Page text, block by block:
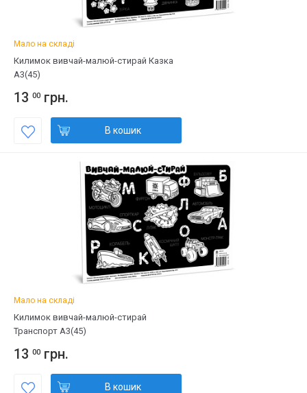
Мало на складі
Килимок вивчай-малюй-стирай Казка
А3(45)
13 00 грн.
В кошик
Мало на складі
Килимок вивчай-малюй-стирай
Транспорт А3(45)
13 00 грн.
В кошик